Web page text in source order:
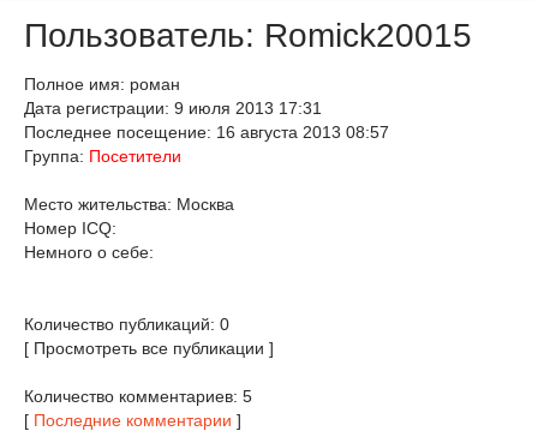
Пользователь: Romick20015
Полное имя: роман
Дата регистрации: 9 июля 2013 17:31
Последнее посещение: 16 августа 2013 08:57
Группа: Посетители
Место жительства: Москва
Номер ICQ:
Немного о себе:
Количество публикаций: 0
[ Просмотреть все публикации ]
Количество комментариев: 5
[ Последние комментарии ]